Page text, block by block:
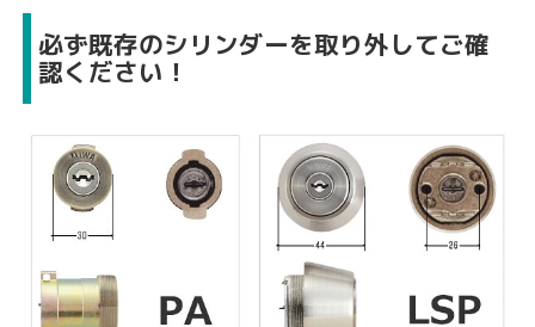
必ず既存のシリンダーを取り外してご確
認ください！